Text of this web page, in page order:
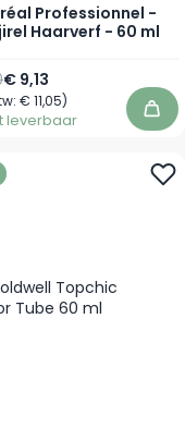
Professionnel -
Haarverf - 60 ml
Vanaf
€ 9,13
prijs
€ 11,05)
leverbaar In